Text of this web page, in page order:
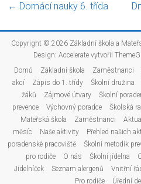
← Domácí nauky 6. třída
Copyright © 2026 Základní škola a
Design: Acceleratevytvořil
Domů
Základní škola Zaměstnanci
akcí
Zápis do 1. třídy Školní družina
žáků
Zájmové útvary Školní
prevence
Výchovný poradce Školská
Mateřská škola
Zaměstnanci
měsíc
Naše aktivity Přehled našich
poradenské pracoviště
Školní metodik
pro rodiče
O nás Školní jídelna
Jídelníček
Seznam alergenů Vnitřní
Pro rodiče
Úřední